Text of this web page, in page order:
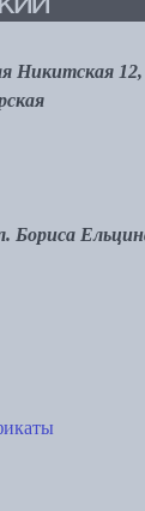
Никитская
Бориса